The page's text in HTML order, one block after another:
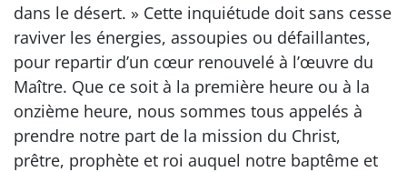
dans le désert. » Cette inquiétude doit sans cesse
raviver les énergies, assoupies ou défaillantes,
pour repartir d’un cœur renouvelé à l’œuvre du
Maître. Que ce soit à la première heure ou à la
onzième heure, nous sommes tous appelés à
prendre notre part de la mission du Christ,
prêtre, prophète et roi auquel notre baptême et